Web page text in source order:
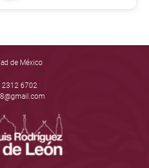
de México
2312 6702